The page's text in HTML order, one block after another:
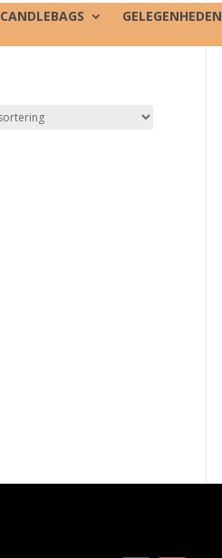
CANDLEBAGS GELEGENHEDEN